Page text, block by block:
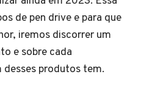
de pen drive e para que
iremos discorrer um
e sobre cada
desses produtos tem.